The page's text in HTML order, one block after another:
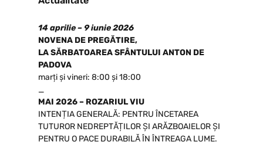
14 aprilie – 9 iunie 2026
NOVENA DE PREGĂTIRE,
LA SĂRBATOAREA SFÂNTULUI ANTON DE
PADOVA
marți și vineri: 8:00 și 18:00
_
MAI 2026 – ROZARIUL VIU
INTENȚIA GENERALĂ: PENTRU ÎNCETAREA
TUTUROR NEDREPTĂȚILOR ȘI ARĂZBOAIELOR ȘI
PENTRU O PACE DURABILĂ ÎN ÎNTREAGA LUME.